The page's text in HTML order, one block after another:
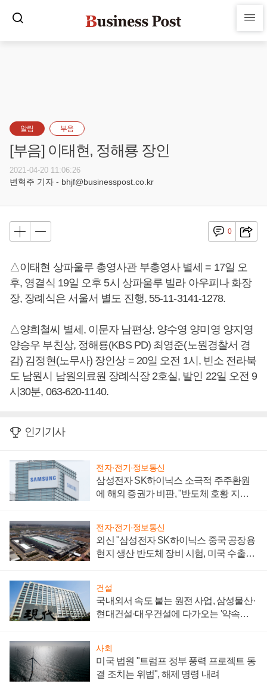
알림 부음
[부음] 이태현, 정해룡 장인
2021-04-20 11:06:26
변혁주 기자 - bhjf@businesspost.co.kr
0
△이태현 상파울루 총영사관 부총영사 별세 = 17일 오
후, 영결식 19일 오후 5시 상파울루 빌라 아우피나 화장
장, 장례식은 서울서 별도 진행, 55-11-3141-1278.
△양희철씨 별세, 이문자 남편상, 양수영 양미영 양지영
양승우 부친상, 정해룡(KBS PD) 최영준(노원경찰서 경
감) 김정현(노무사) 장인상 = 20일 오전 1시, 빈소 전라북
도 남원시 남원의료원 장례식장 2호실, 발인 22일 오전 9
시30분, 063-620-1140.
인기기사
전자·전기·정보통신
삼성전자 SK하이닉스 소극적 주주환원
에 해외 증권가 비판, "반도체 호황 지속
전자·전기·정보통신
외신 "삼성전자 SK하이닉스 중국 공장용
현지 생산 반도체 장비 시험, 미국 수출통
건설
국내외서 속도 붙는 원전 사업, 삼성물산·
현대건설·대우건설에 다가오는 '약속의
사회
미국 법원 "트럼프 정부 풍력 프로젝트 동
결 조치는 위법", 해제 명령 내려